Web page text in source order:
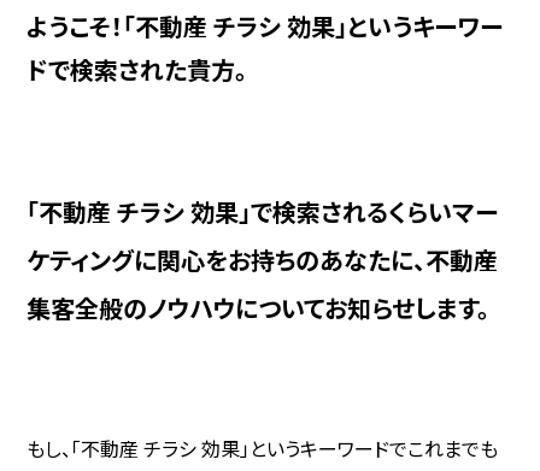
ようこそ！「不動産 チラシ 効果」というキーワー
ドで検索された貴方。
「不動産 チラシ 効果」で検索されるくらいマー
ケティングに関心をお持ちのあなたに、不動産
集客全般のノウハウについてお知らせします。
もし、「不動産 チラシ 効果」というキーワードでこれまでも